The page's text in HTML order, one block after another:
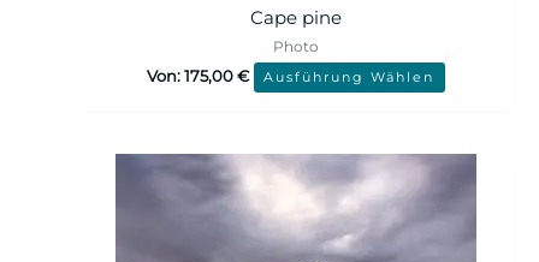
Cape pine
Photo
Von:175,00€ Ausführung Wählen